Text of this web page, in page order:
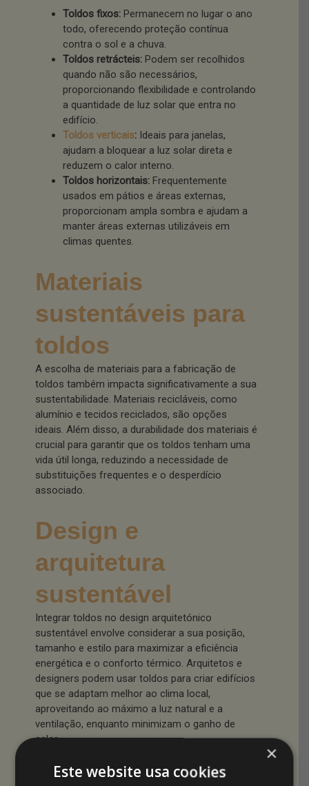
Toldos fixos: Permanecem no lugar o ano
todo, oferecendo proteção contínua
contra o sol e a chuva.
Toldos retrácteis: Podem ser recolhidos
quando não são necessários,
proporcionando flexibilidade e controlando
a quantidade de luz solar que entra no
edifício.
Toldos verticais: Ideais para janelas,
ajudam a bloquear a luz solar direta e
reduzem o calor interno.
Toldos horizontais: Frequentemente
usados em pátios e áreas externas,
proporcionam ampla sombra e ajudam a
manter áreas externas utilizáveis em
climas quentes.
Materiais
sustentáveis para
toldos
A escolha de materiais para a fabricação de
toldos também impacta significativamente a sua
sustentabilidade. Materiais recicláveis, como
alumínio e tecidos reciclados, são opções
ideais. Além disso, a durabilidade dos materiais é
crucial para garantir que os toldos tenham uma
vida útil longa, reduzindo a necessidade de
substituições frequentes e o desperdício
associado.
Design e
arquitetura
sustentável
Integrar toldos no design arquitetónico
sustentável envolve considerar a sua posição,
tamanho e estilo para maximizar a eficiência
energética e o conforto térmico. Arquitetos e
designers podem usar toldos para criar edifícios
que se adaptam melhor ao clima local,
aproveitando ao máximo a luz natural e a
ventilação, enquanto minimizam o ganho de
calor.
Eficiência
×
Este website usa cookies